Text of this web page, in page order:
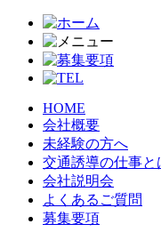
HOME
会社概要
未経験の方へ
交通誘導の仕事と
会社説明会
よくあるご質問
募集要項